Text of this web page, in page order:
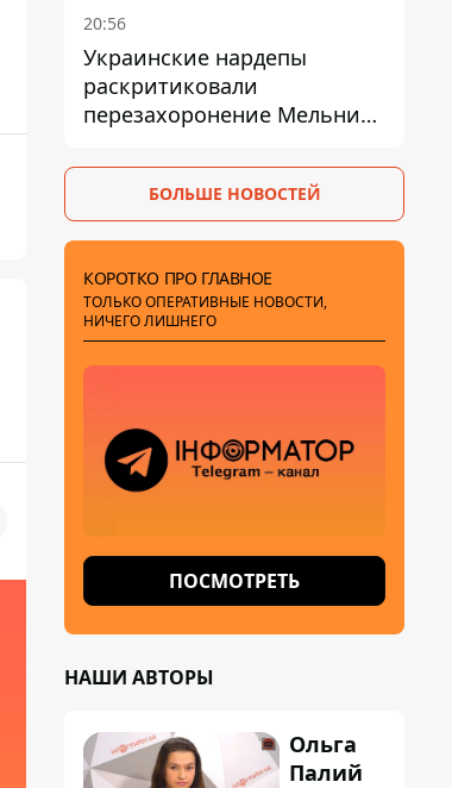
20:56
Украинские нардепы
раскритиковали
перезахоронение Мельника
дипломатической изоляции
БОЛЬШЕ НОВОСТЕЙ
КОРОТКО ПРО ГЛАВНОЕ
ТОЛЬКО ОПЕРАТИВНЫЕ НОВОСТИ,
НИЧЕГО ЛИШНЕГО
ПОСМОТРЕТЬ
НАШИ АВТОРЫ
Ольга
Палий